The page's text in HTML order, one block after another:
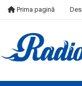
Prima pagină